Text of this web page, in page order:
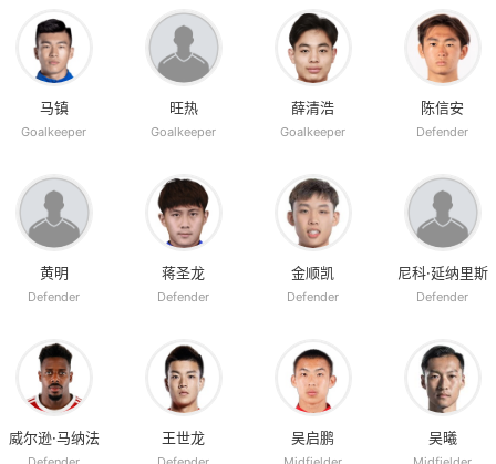
马镇
Goalkeeper
旺热
Goalkeeper
薛清浩
Goalkeeper
陈信安
Defender
黄明
Defender
蒋圣龙
Defender
金顺凯
Defender
尼科·延纳里斯
Defender
威尔逊·马纳法 王世龙 吴启鹏 吴曦